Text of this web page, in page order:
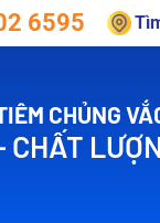
6595
CHỦNG